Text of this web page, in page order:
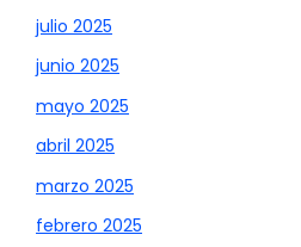
julio 2025
junio 2025
mayo 2025
abril 2025
marzo 2025
febrero 2025